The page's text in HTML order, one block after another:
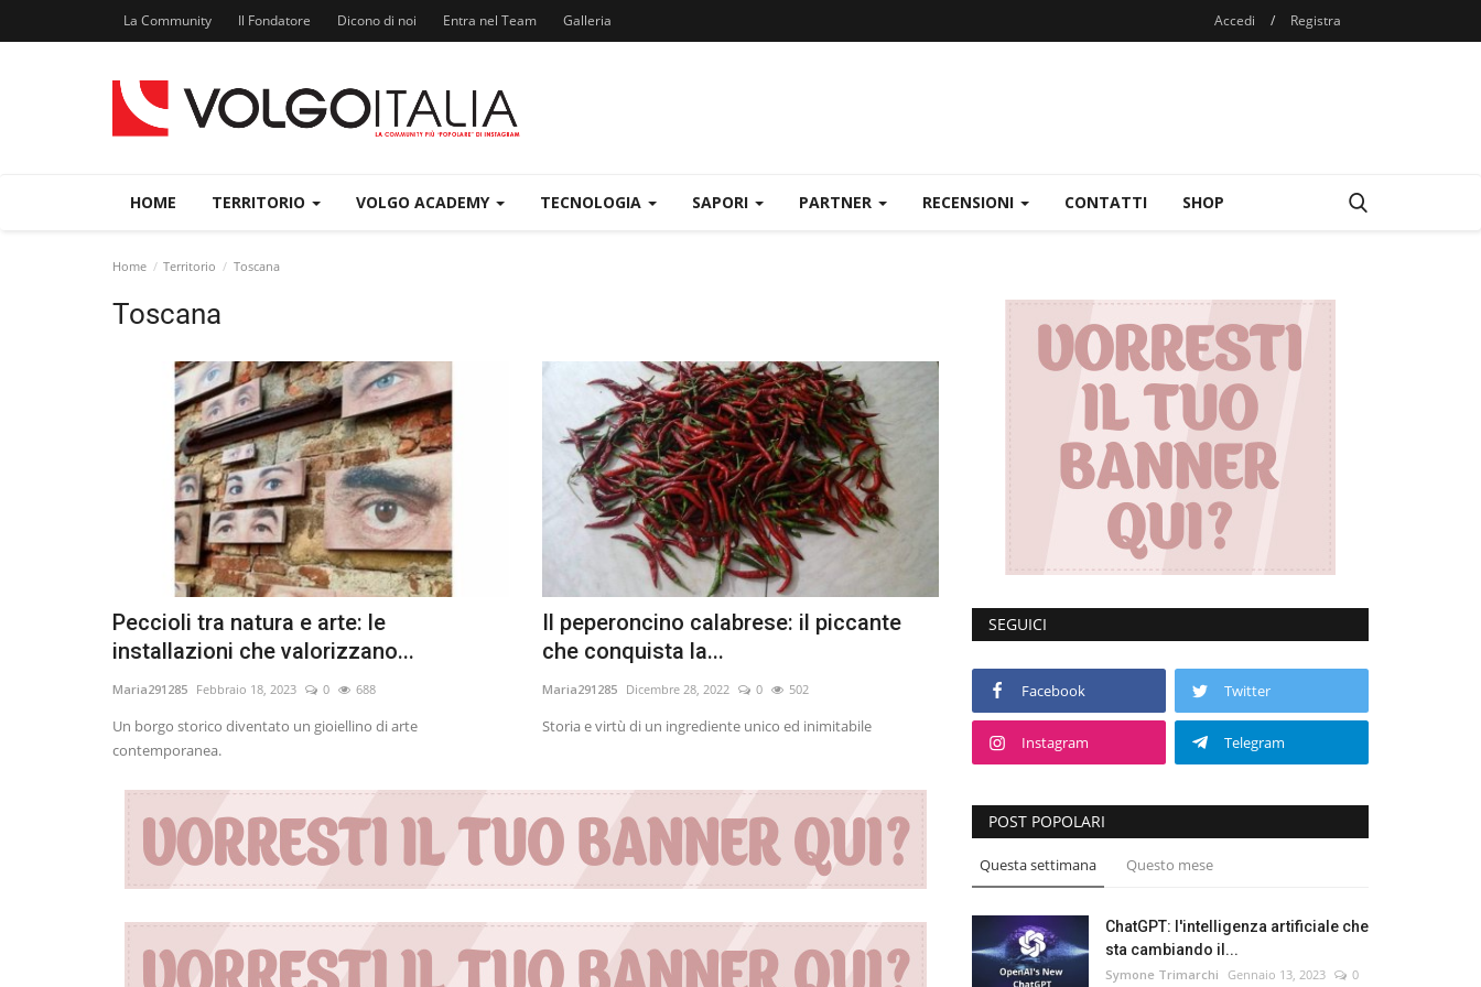
La Community Il Fondatore Dicono di noi Entra nel Team Galleria Accedi / Registra
HOME TERRITORIO VOLGO ACADEMY TECNOLOGIA SAPORI PARTNER RECENSIONI CONTATTI SHOP
Home Territorio Toscana
Toscana
Peccioli tra natura e arte: le
installazioni che valorizzano...
Maria291285 Febbraio 18, 2023 0 688
Un borgo storico diventato un gioiellino di arte
contemporanea.
Il peperoncino calabrese: il piccante
che conquista la...
Maria291285 Dicembre 28, 2022 0 502
Storia e virtù di un ingrediente unico ed inimitabile
SEGUICI
Facebook Twitter
Instagram Telegram
POST POPOLARI
Questa settimana Questo mese
ChatGPT: l'intelligenza artificiale che
sta cambiando il...
Symone Trimarchi Gennaio 13, 2023 0